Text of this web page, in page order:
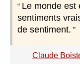
Le monde est
sentiments
de sentiment.
Claude